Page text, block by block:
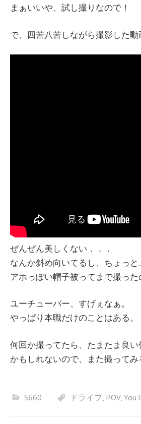
まぁいいや、試し撮りなので！
で、四苦八苦しながら撮影した動
ぜんぜん美しくない．．．
なんか斜め向いてるし、ちょっと
アホっぽい帽子被ってまで撮った
ユーチューバー、すげぇなぁ。
やっぱり本職だけのことはある。
何回か撮ってたら、たまたま良
かもしれないので、また撮ってみ
S660 ドライブ, POV,